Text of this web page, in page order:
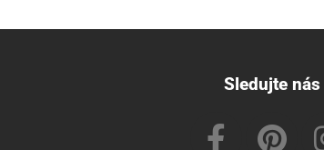
Sledujte nás